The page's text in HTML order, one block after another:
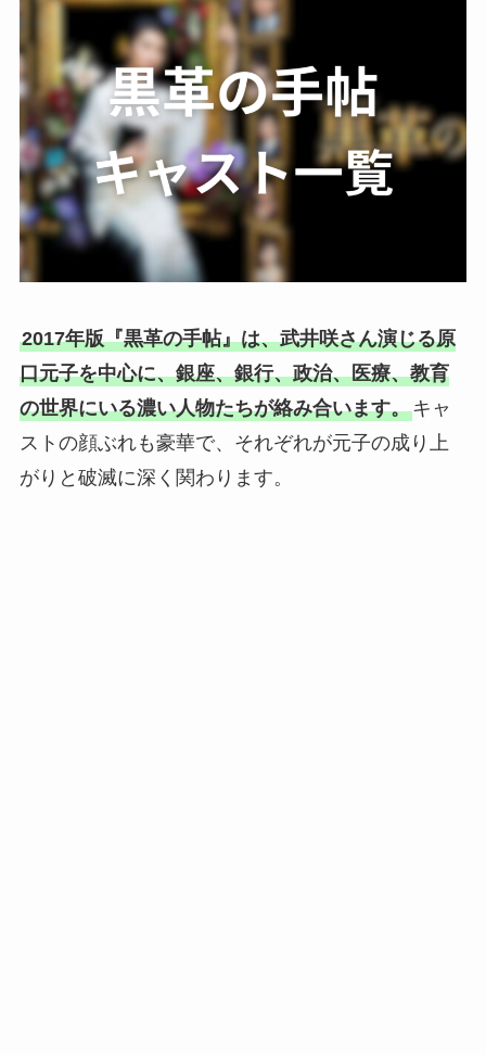
2017年版『黒革の手帖』は、武井咲さん演じる原
口元子を中心に、銀座、銀行、政治、医療、教育
の世界にいる濃い人物たちが絡み合います。キャ
ストの顔ぶれも豪華で、それぞれが元子の成り上
がりと破滅に深く関わります。